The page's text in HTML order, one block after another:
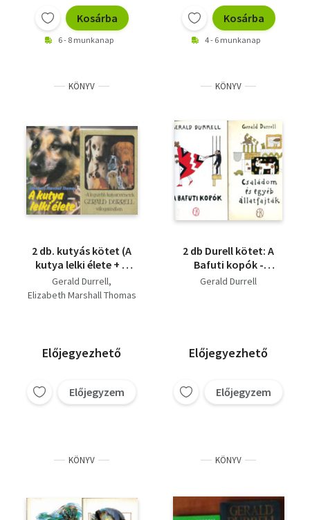
Kosárba
6 - 8 munkanap
Kosárba
4 - 6 munkanap
KÖNYV
2 db. kutyás kötet (A
kutya lelki élete + A
legszebb
kutyatörténetek)
Gerald Durrell
Elizabeth Marshall Thomas
Előjegyezhető
Előjegyzem
KÖNYV
2 db Durell kötet: A
Bafuti kopók -
Családom és egyéb
Gerald Durrell
Előjegyezhető
Előjegyzem
KÖNYV KÖNYV